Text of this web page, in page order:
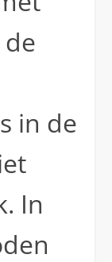
in de
In